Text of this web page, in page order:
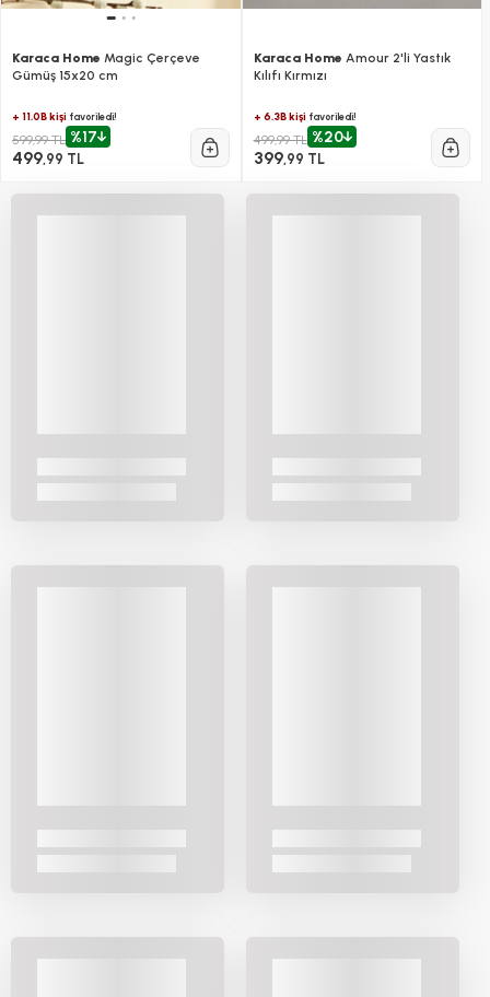
Karaca Home Magic Çerçeve
Gümüş 15x20 cm
+ 11.0B kişi favoriledi!
599,99 TL %17
499,99 TL
Karaca Home Amour 2'li Yastık
Kılıfı Kırmızı
+ 6.3B kişifavoriledi!
499,99 TL %20
399,99 TL